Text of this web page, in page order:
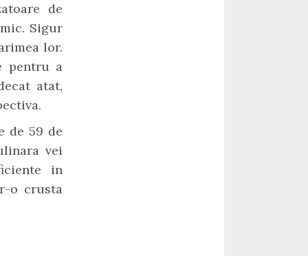
de
Sigur
lor.
pentru a
atat,
de 59 de
vei
in
o crusta